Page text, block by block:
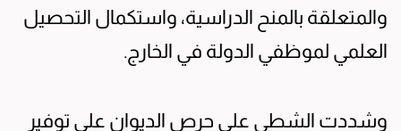
والمتعلقة بالمنح الدراسية، واستكمال التحصيل
العلمي لموظفي الدولة في الخارج.
وشددت الشطي على حرص الديوان على توفير